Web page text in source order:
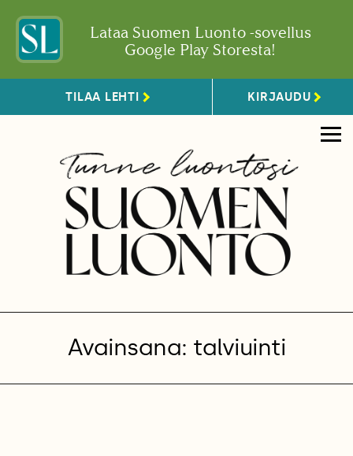
Lataa Suomen Luonto -sovellus
Google Play Storesta!
TILAA LEHTI KIRJAUDU
Avainsana: talviuinti